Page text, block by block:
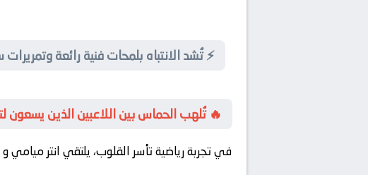
⚡ تُشد الانتباه بلمحات فنية رائعة
🔥 تُلهب الحماس بين اللاعبين الذين يسعون
في تجربة رياضية تأسر القلوب، يلتقيانتر مياميو